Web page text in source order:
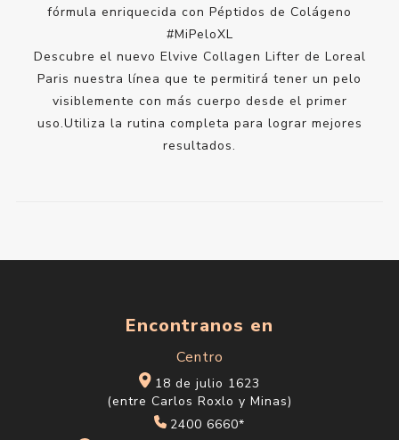
fórmula enriquecida con Péptidos de Colágeno
#MiPeloXL
Descubre el nuevo Elvive Collagen Lifter de Loreal
Paris nuestra línea que te permitirá tener un pelo
visiblemente con más cuerpo desde el primer
uso.Utiliza la rutina completa para lograr mejores
resultados.
Encontranos en
Centro
18 de julio 1623
(entre Carlos Roxlo y Minas)
2400 6660*